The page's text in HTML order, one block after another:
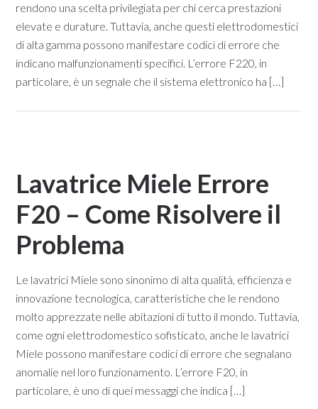
rendono una scelta privilegiata per chi cerca prestazioni
elevate e durature. Tuttavia, anche questi elettrodomestici
di alta gamma possono manifestare codici di errore che
indicano malfunzionamenti specifici. L’errore F220, in
particolare, è un segnale che il sistema elettronico ha […]
Lavatrice Miele Errore
F20 – Come Risolvere il
Problema​
Le lavatrici Miele sono sinonimo di alta qualità, efficienza e
innovazione tecnologica, caratteristiche che le rendono
molto apprezzate nelle abitazioni di tutto il mondo. Tuttavia,
come ogni elettrodomestico sofisticato, anche le lavatrici
Miele possono manifestare codici di errore che segnalano
anomalie nel loro funzionamento. L’errore F20, in
particolare, è uno di quei messaggi che indica […]